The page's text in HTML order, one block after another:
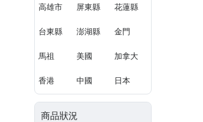
高雄市 屏東縣 花蓮縣
台東縣 澎湖縣 金門
馬祖 美國 加拿大
香港 中國 日本
商品狀況